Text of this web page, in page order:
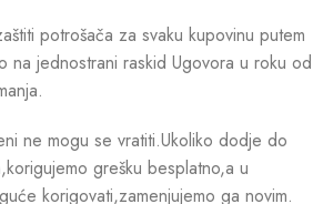
potrošača za svaku kupovinu putem
na jednostrani raskid Ugovora u roku od
ne mogu se vratiti.Ukoliko dodje do
grešku besplatno,a u
korigovati,zamenjujemo ga novim.